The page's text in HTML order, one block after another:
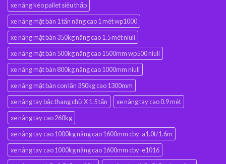
xe nâng kéo pallet siêu thấp
xe nâng mặt bàn 1 tấn nâng cao 1 mét wp1000
xe nâng mặt bàn 350kg nâng cao 1.5 mét niuli
xe nâng mặt bàn 500kg nâng cao 1500mm wp500 niuli
xe nâng mặt bàn 800kg nâng cao 1000mm niuli
xe nâng mặt bàn con lăn 350kg cao 1300mm
xe nâng tay bậc thang chữ X 1.5 tấn
xe nâng tay cao 0.9 mét
xe nâng tay cao 260kg
xe nâng tay cao 1000kg nâng cao 1600mm cby-a1.0t/1.6m
xe nâng tay cao 1000kg nâng cao 1600mm cby-e1016